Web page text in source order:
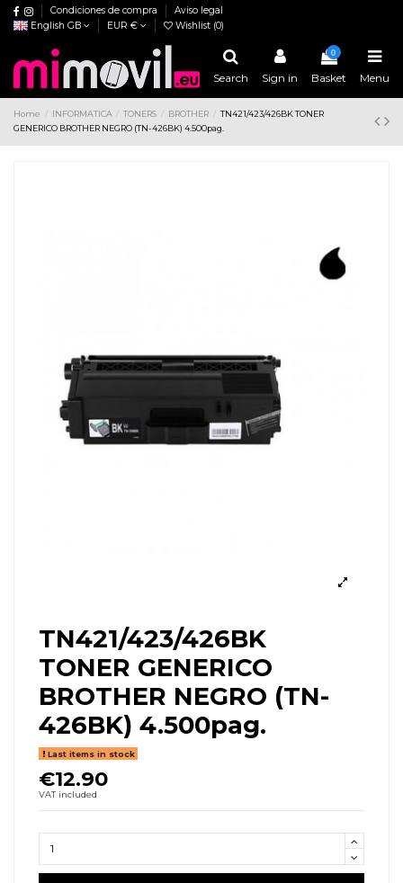
Condiciones de compra
Aviso legal
English GB
EUR € Wishlist (0)
Search Sign in
0
Basket Menu
Home INFORMATICA TONERS BROTHER
TN421/423/426BK TONER
GENERICO BROTHER NEGRO (TN-426BK) 4.500pag.
TN421/423/426BK
TONER GENERICO
BROTHER NEGRO (TN-
426BK) 4.500pag.
Last items in stock
€12.90
VAT included